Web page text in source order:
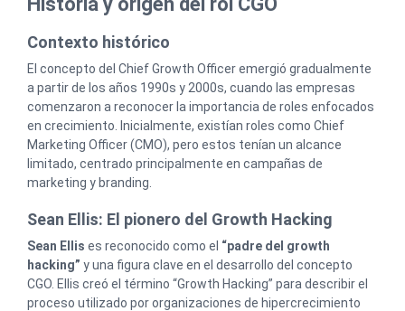
Contexto histórico
El concepto del Chief Growth Officer emergió gradualmente
a partir de los años 1990s y 2000s, cuando las empresas
comenzaron a reconocer la importancia de roles enfocados
en crecimiento. Inicialmente, existían roles como Chief
Marketing Officer (CMO), pero estos tenían un alcance
limitado, centrado principalmente en campañas de
marketing y branding.
Sean Ellis: El pionero del Growth Hacking
Sean Ellis es reconocido como el “padre del growth
hacking” y una figura clave en el desarrollo del concepto
CGO. Ellis creó el término “Growth Hacking” para describir el
proceso utilizado por organizaciones de hipercrecimiento